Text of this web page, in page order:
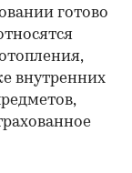
готово
внутренних